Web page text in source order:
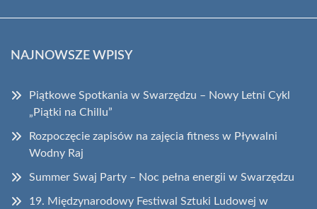
NAJNOWSZE WPISY
Piątkowe Spotkania w Swarzędzu – Nowy Letni Cykl
„Piątki na Chillu”
Rozpoczęcie zapisów na zajęcia fitness w Pływalni
Wodny Raj
Summer Swaj Party – Noc pełna energii w Swarzędzu
19. Międzynarodowy Festiwal Sztuki Ludowej w